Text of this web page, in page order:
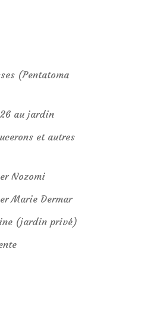
(Pentatoma
au jardin
et autres
Nozomi
Marie Dermar
(jardin privé)